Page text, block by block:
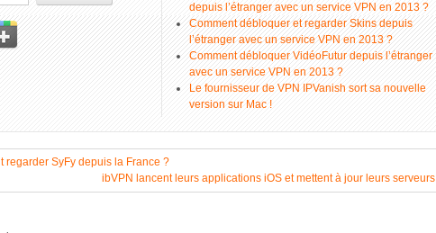
depuis l’étranger avec un service VPN en 2013 ?
Comment débloquer et regarder Skins depuis
l’étranger avec un service VPN en 2013 ?
Comment débloquer VidéoFutur depuis l’étranger
avec un service VPN en 2013 ?
Le fournisseur de VPN IPVanish sort sa nouvelle
version sur Mac !
regarder SyFy depuis la France ?
ibVPN lancent leurs applications iOS et mettent à jour leurs serveurs